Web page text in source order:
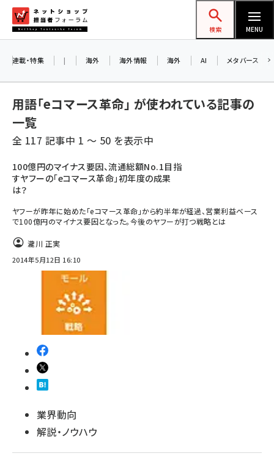
ン
ネットショップ担当者フォーラム
検索 MENU
amazon (2236)
yahoo (1896)
楽天 (1865)
ecbeing (1204)
アスクル (1112)
base (1068)
ビィ・フォアード (769)
revico (737)
連載・特集 | 海外 海外情報 海外 AI メタバース
用語「eコマース革命」 が使われている記事の
一覧
全 117 記事中 1 ～ 50 を表示中
100億円のマイナス要因、流通総額No.1目指
すヤフーの「eコマース革命」初年度の成果
は？
ヤフーが昨年に始めた「eコマース革命」から約半年が経過、営業利益ベース
で100億円のマイナス要因となった。今後のヤフーが打つ戦略とは
瀧川 正実
2014年5月12日 16:10
業界動向
解説・ノウハウ
AIが買い物を代行する時代に打つべき「次の
一手」とは？ アルペン、オイシックス、元UA責
任者が登壇のリアルECセミナー（8/26＠東
者と交流できる交流会も実施します。すべて
の講演を無料で聴講できます！
参加登録はこちら↑